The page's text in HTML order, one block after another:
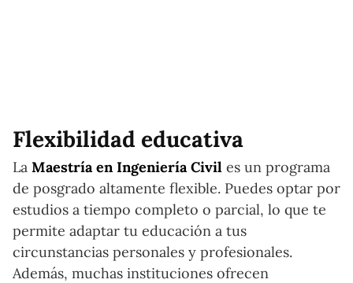
Flexibilidad educativa
La Maestría en Ingeniería Civil es un programa
de posgrado altamente flexible. Puedes optar por
estudios a tiempo completo o parcial, lo que te
permite adaptar tu educación a tus
circunstancias personales y profesionales.
Además, muchas instituciones ofrecen